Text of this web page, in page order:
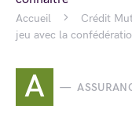
Accueil
Crédit
jeu avec la
A